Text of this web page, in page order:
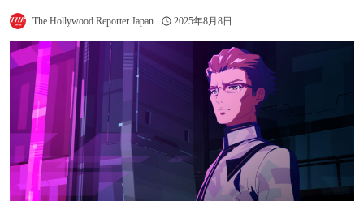
The Hollywood Reporter Japan 2025年8月8日